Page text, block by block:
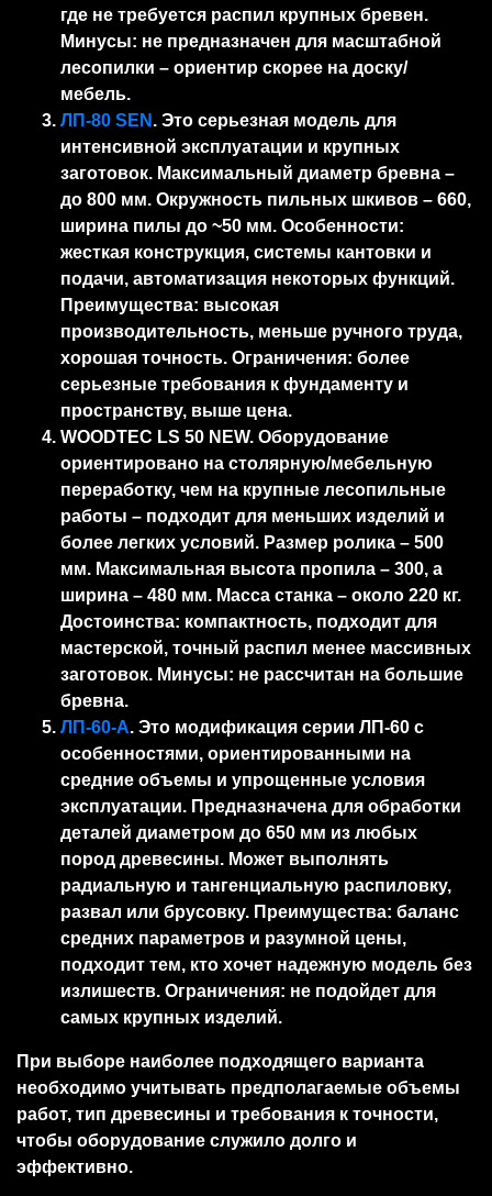
где не требуется распил крупных бревен.
Минусы: не предназначен для масштабной
лесопилки – ориентир скорее на доску/
мебель.
ЛП-80 SEN . Это серьезная модель для
интенсивной эксплуатации и крупных
заготовок. Максимальный диаметр бревна –
до 800 мм. Окружность пильных шкивов – 660,
ширина пилы до ~50 мм. Особенности:
жесткая конструкция, системы кантовки и
подачи, автоматизация некоторых функций.
Преимущества: высокая
производительность, меньше ручного труда,
хорошая точность. Ограничения: более
серьезные требования к фундаменту и
пространству, выше цена.
WOODTEC LS 50 NEW. Оборудование
ориентировано на столярную/мебельную
переработку, чем на крупные лесопильные
работы – подходит для меньших изделий и
более легких условий. Размер ролика – 500
мм. Максимальная высота пропила – 300, а
ширина – 480 мм. Масса станка – около 220 кг.
Достоинства: компактность, подходит для
мастерской, точный распил менее массивных
заготовок. Минусы: не рассчитан на большие
бревна.
ЛП-60-А. Это модификация серии ЛП-60 с
особенностями, ориентированными на
средние объемы и упрощенные условия
эксплуатации. Предназначена для обработки
деталей диаметром до 650 мм из любых
пород древесины. Может выполнять
радиальную и тангенциальную распиловку,
развал или брусовку. Преимущества: баланс
средних параметров и разумной цены,
подходит тем, кто хочет надежную модель без
излишеств. Ограничения: не подойдет для
самых крупных изделий.
При выборе наиболее подходящего варианта
необходимо учитывать предполагаемые объемы
работ, тип древесины и требования к точности,
чтобы оборудование служило долго и
эффективно.